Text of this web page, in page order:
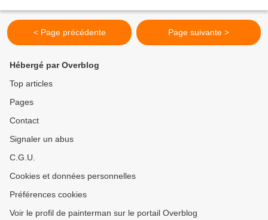
< Page précédente Page suivante >
Hébergé par Overblog
Top articles
Pages
Contact
Signaler un abus
C.G.U.
Cookies et données personnelles
Préférences cookies
Voir le profil de painterman sur le portail Overblog